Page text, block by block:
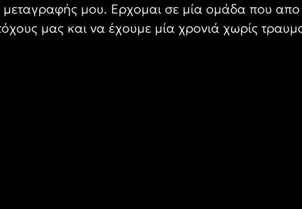
μου. Ερχομαι σε μία ομάδα που απο
μας και να έχουμε μία χρονιά χωρίς